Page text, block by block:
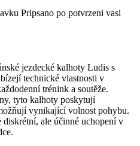
Pripsano po potvrzeni vasi
jezdecké kalhoty Ludis s
technické vlastnosti v
trénink a soutěže.
tyto kalhoty poskytují
vynikající volnost pohybu.
ale účinné uchopení v